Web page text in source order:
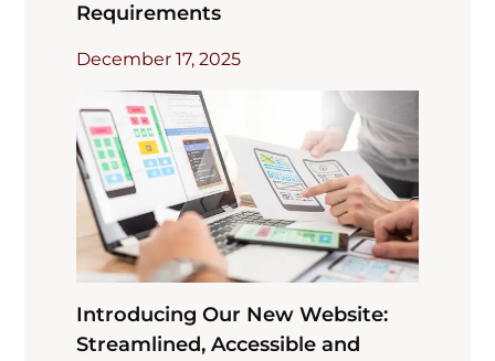
Requirements
December 17, 2025
Introducing Our New Website:
Streamlined, Accessible and